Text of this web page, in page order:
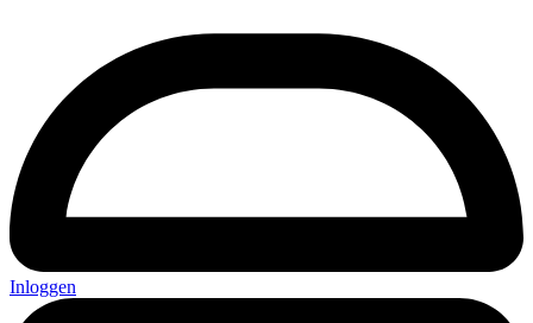
Inloggen